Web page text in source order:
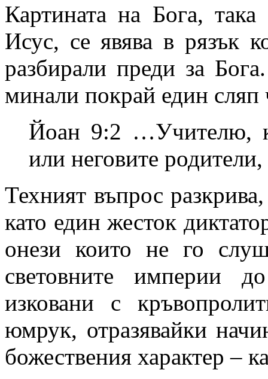
Картината на Бога,
Исус, се явява в рязък
разбирали преди за
минали покрай един сляп
Йоан 9:2 …Учителю,
или неговите
Техният въпрос
като един жесток
онези които не го
световните империи
изковани с
юмрук, отразявайки
божествения характер –